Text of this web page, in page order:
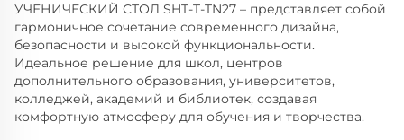
УЧЕНИЧЕСКИЙ СТОЛ SHT-T-TN27 – представляет собой
гармоничное сочетание современного дизайна,
безопасности и высокой функциональности.
Идеальное решение для школ, центров
дополнительного образования, университетов,
колледжей, академий и библиотек, создавая
комфортную атмосферу для обучения и творчества.